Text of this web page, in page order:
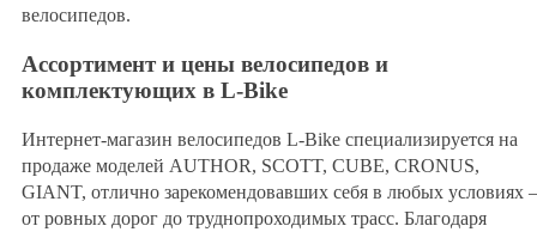
велосипедов.
Ассортимент и цены велосипедов и
комплектующих в L-Bike
Интернет-магазин велосипедов L-Bike специализируется на
продаже моделей AUTHOR, SCOTT, CUBE, CRONUS,
GIANT, отлично зарекомендовавших себя в любых условиях –
от ровных дорог до труднопроходимых трасс. Благодаря